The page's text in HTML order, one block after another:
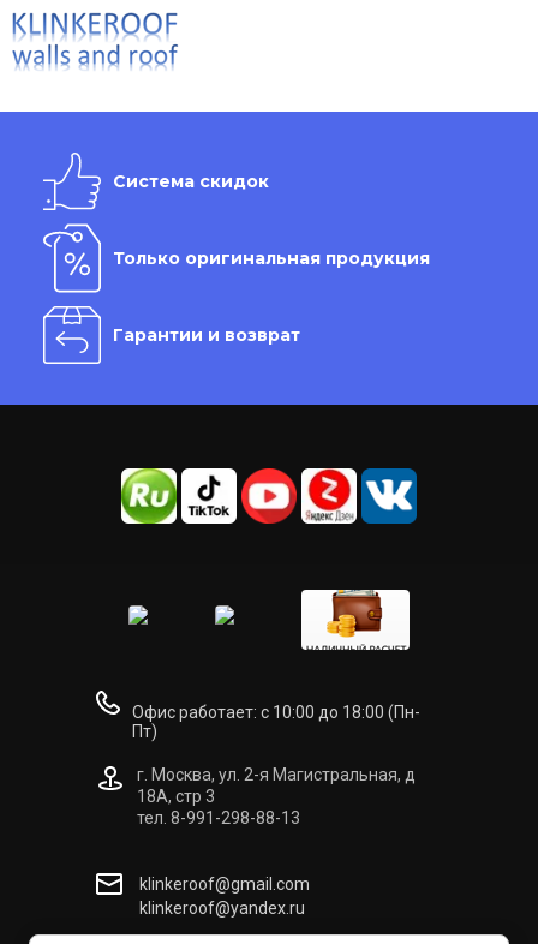
Система скидок
Только оригинальная продукция
Гарантии и возврат
Офис работает: с 10:00 до 18:00 (Пн-
Пт)
г. Москва, ул. 2-я Магистральная, д
18А, стр 3
тел. 8-991-298-88-13
klinkeroof@gmail.com
klinkeroof@yandex.ru